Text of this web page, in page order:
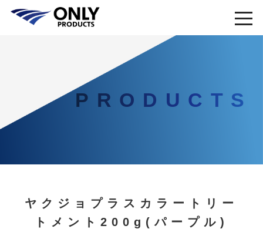
PRODUCTS
ヤクジョプラスカラートリー
トメント200g(パープル)